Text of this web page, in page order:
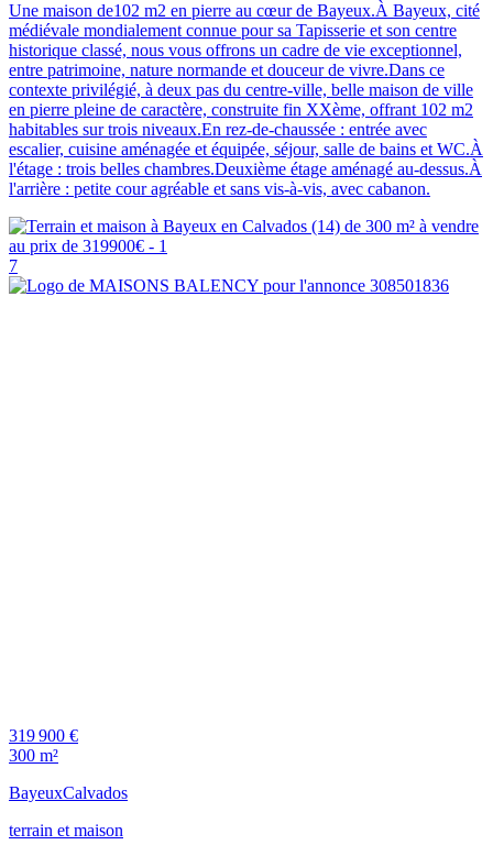
Une maison de102 m2 en pierre au cœur de Bayeux.À Bayeux, cité
médiévale mondialement connue pour sa Tapisserie et son centre
historique classé, nous vous offrons un cadre de vie exceptionnel,
entre patrimoine, nature normande et douceur de vivre.Dans ce
contexte privilégié, à deux pas du centre-ville, belle maison de ville
en pierre pleine de caractère, construite fin XXème, offrant 102 m2
habitables sur trois niveaux.En rez-de-chaussée : entrée avec
escalier, cuisine aménagée et équipée, séjour, salle de bains et WC.À
l'étage : trois belles chambres.Deuxième étage aménagé au-dessus.À
l'arrière : petite cour agréable et sans vis-à-vis, avec cabanon.
7
319 900 €
300 m²
BayeuxCalvados
terrain et maison